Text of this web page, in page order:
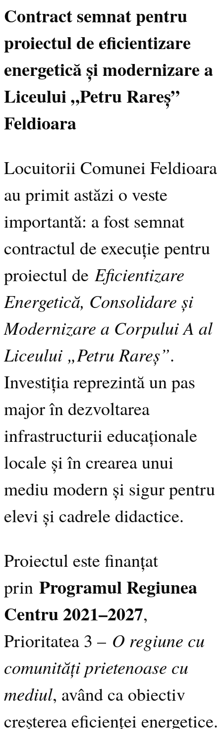
Contract semnat pentru
proiectul de eficientizare
energetică și modernizare a
Liceului „Petru Rareș”
Feldioara
Locuitorii Comunei Feldioara
au primit astăzi o veste
importantă: a fost semnat
contractul de execuție pentru
proiectul de Eficientizare
Energetică, Consolidare și
Modernizare a Corpului A al
Liceului „Petru Rareș”.
Investiția reprezintă un pas
major în dezvoltarea
infrastructurii educaționale
locale și în crearea unui
mediu modern și sigur pentru
elevi și cadrele didactice.
Proiectul este finanțat
prin Programul Regiunea
Centru 2021–2027,
Prioritatea 3 – O regiune cu
comunități prietenoase cu
mediul, având ca obiectiv
creșterea eficienței energetice.